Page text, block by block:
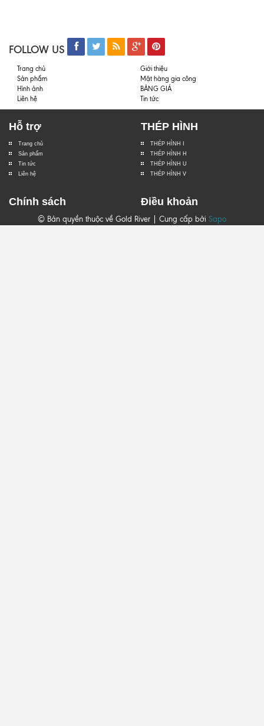
FOLLOW US
Trang chủ
Giới thiệu
Sản phẩm
Mặt hàng gia công
Hình ảnh
BẢNG GIÁ
Liên hệ
Tin tức
Hỗ trợ
Trang chủ
Sản phẩm
Tin tức
Liên hệ
THÉP HÌNH
THÉP HÌNH I
THÉP HÌNH H
THÉP HÌNH U
THÉP HÌNH V
Chính sách Điều khoản
© Bản quyền thuộc về Gold River | Cung cấp bởi Sapo